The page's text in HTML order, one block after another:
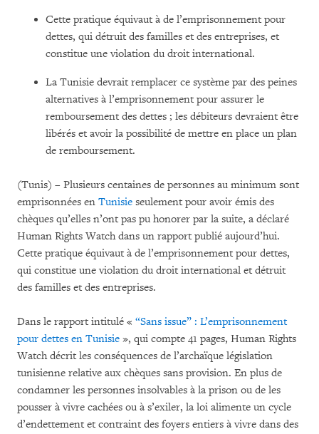
Cette pratique équivaut à de l’emprisonnement pour
dettes, qui détruit des familles et des entreprises, et
constitue une violation du droit international.
La Tunisie devrait remplacer ce système par des peines
alternatives à l’emprisonnement pour assurer le
remboursement des dettes ; les débiteurs devraient être
libérés et avoir la possibilité de mettre en place un plan
de remboursement.
(Tunis) – Plusieurs centaines de personnes au minimum sont
emprisonnées en Tunisie seulement pour avoir émis des
chèques qu’elles n’ont pas pu honorer par la suite, a déclaré
Human Rights Watch dans un rapport publié aujourd’hui.
Cette pratique équivaut à de l’emprisonnement pour dettes,
qui constitue une violation du droit international et détruit
des familles et des entreprises.
Dans le rapport intitulé « “Sans issue” : L’emprisonnement
pour dettes en Tunisie », qui compte 41 pages, Human Rights
Watch décrit les conséquences de l’archaïque législation
tunisienne relative aux chèques sans provision. En plus de
condamner les personnes insolvables à la prison ou de les
pousser à vivre cachées ou à s’exiler, la loi alimente un cycle
d’endettement et contraint des foyers entiers à vivre dans des